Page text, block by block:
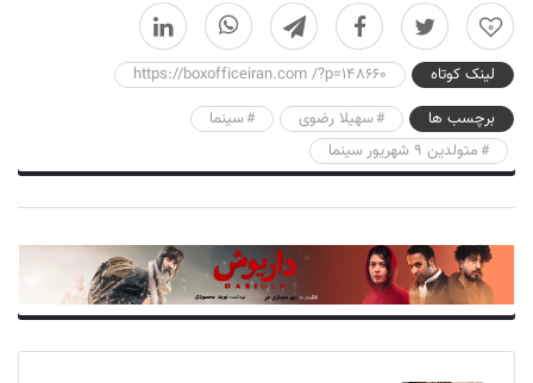
0
لینک کوتاه
https://boxofficeiran.com /?p=148660
برچسب ها
سهیلا رضوی
سینما
متولدین ۹ شهریور سینما